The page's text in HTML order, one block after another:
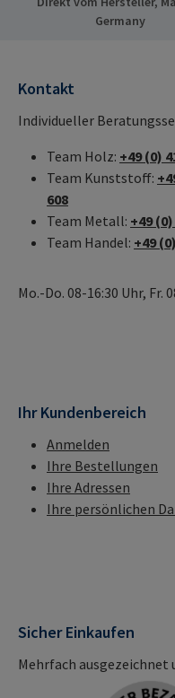
E-Mail:
Germany
Kontakt
Individueller
Team Holz: +49 (0)
Team Kunststoff:
608
Team Metall: +49
Team Handel: +49
Mo.-Do. 08-16:30 Uhr, Fr.
Ihr Kundenbereich
Anmelden
Ihre Bestellungen
Ihre Adressen
Ihre persönlichen
Sicher Einkaufen
Mehrfach